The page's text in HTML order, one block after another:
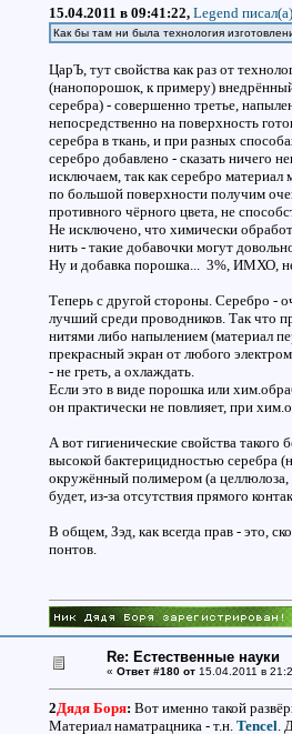
15.04.2011 в 09:41:22, Legend писал(a)
Как бы там ни была технология
ЦарЪ, тут свойства как раз от
(нанопорошок, к примеру)
серебра) - совершенно третье,
непосредственно на поверхность
серебра в ткань, и при разных
серебро добавлено - сказать ничего
исключаем, так как серебро
по большой поверхности получим
противного чёрного цвета, не
Не исключено, что химически
нить - такие добавочки могут
Ну и добавка порошка... 3%, ИМХО,
Теперь с другой стороны. Серебро -
лучший среди проводников. Так
нитями либо напылением (материал
прекрасный экран от любого
- не греть, а охлаждать.
Если это в виде порошка или
он практически не повлияет, при
А вот гигиенические свойства
высокой бактерицидностью серебра
окружённый полимером (а целлюлоза,
будет, из-за отсутствия прямого
В общем, Зэд, как всегда прав - это,
понтов.
Re: Естественные науки
« Ответ #180 от15.04.2011 в
2Дядя Боря: Вот именно такой
Материал наматрацника - т.н. Tencel.